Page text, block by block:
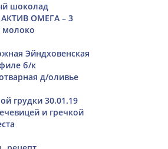
шоколад
ОМЕГА – 3
молоко
Эйндховенская
б/к
д/оливье
грудки 30.01.19
и гречкой